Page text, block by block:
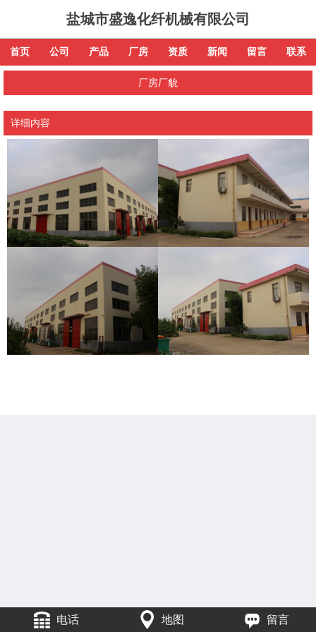
盐城市盛逸化纤机械有限公司
首页 公司 产品 厂房 资质 新闻 留言 联系
厂房厂貌
详细内容
电话 地图 留言